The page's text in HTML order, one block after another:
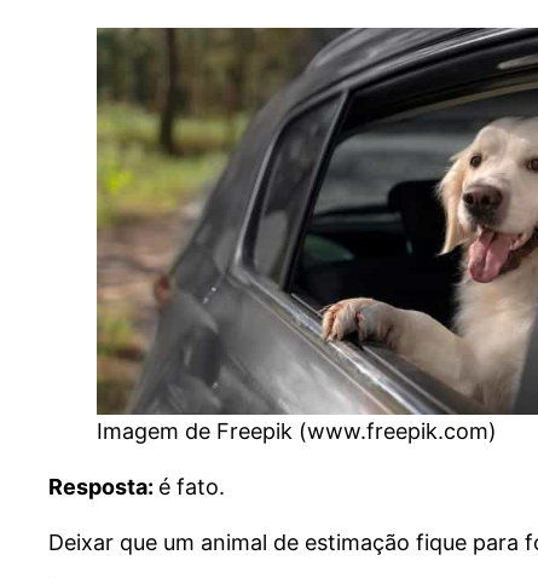
Imagem de Freepik (www.freepik.com)
Resposta: é fato.
Deixar que um animal de estimação fique